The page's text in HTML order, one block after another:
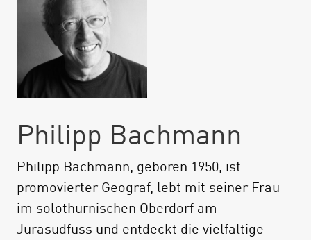
Philipp Bachmann
Philipp Bachmann, geboren 1950, ist
promovierter Geograf, lebt mit seiner Frau
im solothurnischen Oberdorf am
Jurasüdfuss und entdeckt die vielfältige